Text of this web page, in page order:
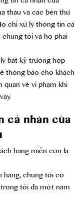
thầu và các bên thứ
chỉ xử lý thông tin cá
tôi và họ phải
bất kỳ trường hợp
thông báo cho khách
về vi phạm khi
cá nhân của
hàng miễn còn là
hàng, chúng tôi có
tối đa một năm